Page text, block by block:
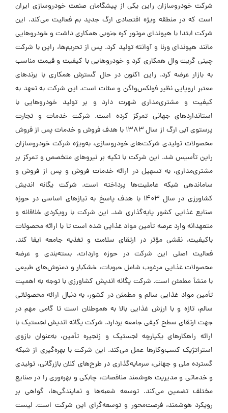
شرکت خودروسازان راین یکی از پیشگامان صنعت خودروسازی ایران
است که در منطقه ویژه اقتصادی ارگ جدید بم فعالیت می‌کند. این
شرکت ابتدا با هیوندای موتور کره جنوبی همکاری داشت و خودروهایی
مانند هیوندای ورنا و آوانته تولید کرد. پس از تحریم‌ها، راین با شرکت
چینی گریت وال همکاری کرد و خودروهایی با کیفیت و قیمت مناسب
به بازار عرضه کرد. راین اکنون در حال گسترش همکاری با برندهای
معتبر اروپایی نظیر فولکس‌واگن و سئات است. این شرکت به تعهد به
کیفیت و مشتری‌مداری شهرت دارد و بر تولید خودروهایی با
استانداردهای جهانی تمرکز کرده است. شرکت خدمات و تجارت
پرستوی آبی ارگ از سال ۱۳۸۳ با هدف فروش و خدمات پس از فروش
محصولات تولیدی شرکت‌های خودروسازی، به‌ویژه شرکت خودروسازان
راین تأسیس شد. این شرکت با تکیه بر نیروهای متخصص و تمرکز بر
مشتری‌مداری، به تسهیل در ارائه خدمات فروش و پس از فروش و
ساماندهی شبکه عاملیت‌ها پرداخته است. شرکت یگانه اندیش
کشاورزی در سال ۱۴۰۳ با هدف پاسخ به نیازهای اساسی در حوزه
صنایع غذایی کشور پایه‌گذاری شد. این شرکت با رویکردی خلاقانه و
متعهدانه وارد عرصه تأمین مواد غذایی شده است تا با ارائه محصولات
باکیفیت، نقشی مؤثر در ارتقای سلامت و تغذیه جامعه ایفا کند.
فعالیت اصلی این شرکت در حوزه واردات، بسته‌بندی و عرضه
محصولات غذایی مرغوب شامل حبوبات، خشکبار و دمنوش‌های طبیعی
با منشأ مطمئن است. شرکت یگانه اندیش کشاورزی با توجه به اهمیت
تأمین مواد غذایی سالم و مطمئن در کشور، به دنبال ارائه محصولاتی
سالم، تازه و با ارزش غذایی بالا به هموطنان است تا گامی مهم در
جهت ارتقای سطح کیفی جامعه بردارد. شرکت یگانه اندیش لجستیک با
ارائه راهکارهای یکپارچه لجستیک و زنجیره تأمین، به‌عنوان بازوی
استراتژیک کسب‌وکارها عمل می‌کند. این شرکت با بهره‌گیری از شبکه
گسترده‌ ملی و جهانی، سرمایه‌گذاری در طرح‌های کلان بازرگانی، تولیدی
و خدماتی و مدیریت هوشمند مناقصات، چابکی و بهره‌وری را در صنایع
مختلف تضمین می‌کند. توسعه شعبه‌ها و نمایندگی‌ها، گواهی بر
رویکرد هوشمند، فرصت‌محور و توسعه‌گرای این شرکت است. لیست